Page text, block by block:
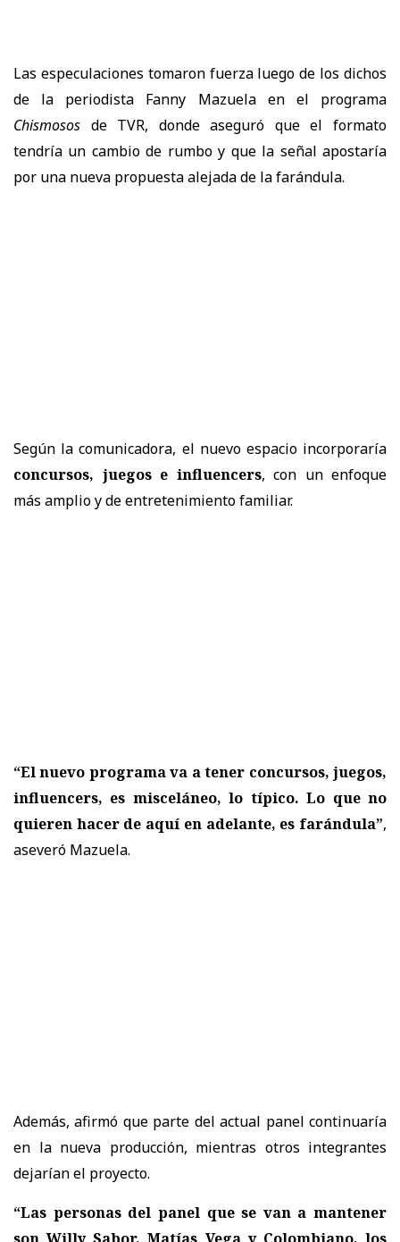
Las especulaciones tomaron fuerza luego de los dichos
de la periodista Fanny Mazuela en el programa
Chismosos de TVR, donde aseguró que el formato
tendría un cambio de rumbo y que la señal apostaría
por una nueva propuesta alejada de la farándula.
Según la comunicadora, el nuevo espacio incorporaría
concursos, juegos e influencers, con un enfoque
más amplio y de entretenimiento familiar.
“El nuevo programa va a tener concursos, juegos,
influencers, es misceláneo, lo típico. Lo que no
quieren hacer de aquí en adelante, es farándula”,
aseveró Mazuela.
Además, afirmó que parte del actual panel continuaría
en la nueva producción, mientras otros integrantes
dejarían el proyecto.
“Las personas del panel que se van a mantener